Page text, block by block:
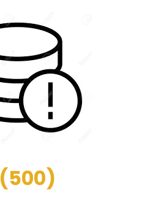
(500)